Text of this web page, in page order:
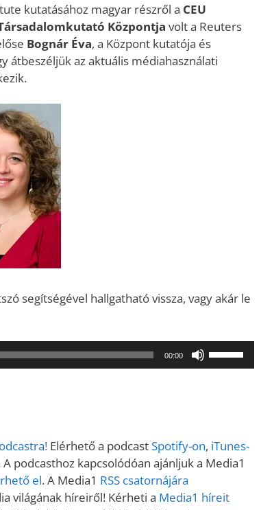
kutatásához magyar részről a CEU
Központja volt a Reuters
Bognár Éva, a Központ kutatója és
átbeszéljük az aktuális médiahasználati
segítségével hallgatható vissza, vagy akár le
00:00
A
hangerő
Fel/Le
billentyűket
használni.
Elérhető a podcastSpotify-on, iTunes-
podcasthoz kapcsolódóan ajánljuk a Media1
el. A Media1 RSS csatornájára
világának híreiről! Kérheti a Media1 híreit